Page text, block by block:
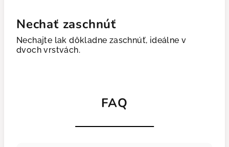
Nechať zaschnúť
Nechajte lak dôkladne zaschnúť, ideálne v
dvoch vrstvách.
FAQ